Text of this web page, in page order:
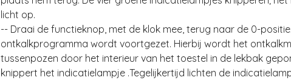
licht op.
-- Draai de functieknop, met de klok mee, terug naar de 0-
ontkalkprogramma wordt voortgezet. Hierbij wordt het
tussenpozen door het interieur van het toestel in de lekbak
knippert het indicatielampje .Tegelijkertijd lichten de